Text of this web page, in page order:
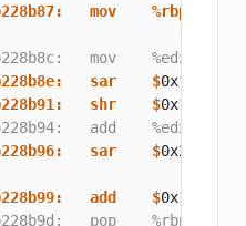
mov
sar    $
shr    $
sar    $
add    $